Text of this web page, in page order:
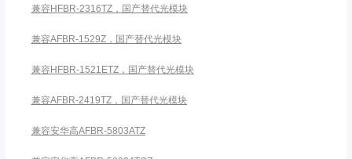
兼容HFBR-2316TZ，国产替代光模块
兼容AFBR-1529Z，国产替代光模块
兼容HFBR-1521ETZ，国产替代光模块
兼容AFBR-2419TZ，国产替代光模块
兼容安华高AFBR-5803ATZ